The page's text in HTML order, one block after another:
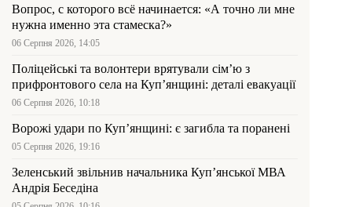
Вопрос, с которого всё начинается: «А точно ли мне
нужна именно эта стамеска?»
06 Серпня 2026, 14:05
Поліцейські та волонтери врятували сім’ю з
прифронтового села на Куп’янщині: деталі евакуації
06 Серпня 2026, 10:18
Ворожі удари по Куп’янщині: є загибла та поранені
05 Серпня 2026, 19:16
Зеленський звільнив начальника Купʼянської МВА
Андрія Беседіна